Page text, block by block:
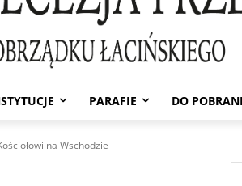
PARAFIE DO
na Wschodzie